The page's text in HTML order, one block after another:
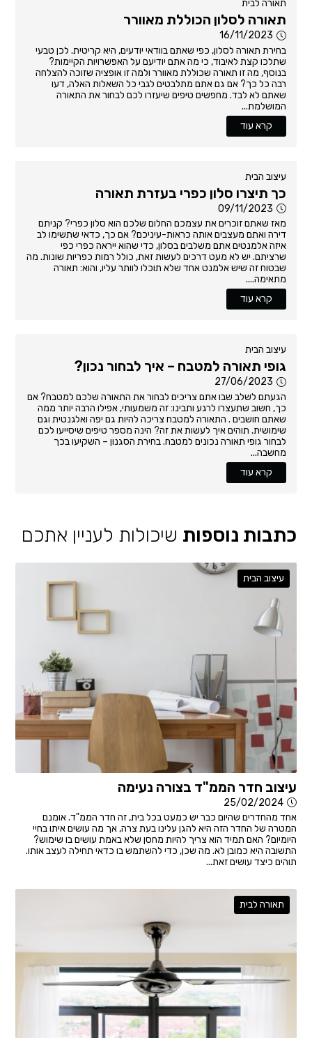
תאורה לבית
תאורה לסלון הכוללת מאוורר
16/11/2023
בחירת תאורה לסלון, כפי שאתם בוודאי יודעים, היא קריטית. לכן טבעי
שתלכו קצת לאיבוד, כי מה אתם יודיעם על האפשרויות הקיימות?
בנוסף, מה זו תאורה שכוללת מאוורר ולמה זו אופציה שזוכה להצלחה
רבה כל כך? אם גם אתם מתלבטים לגבי כל השאלות האלה, דעו
שאתם לא לבד. מחפשים טיפים שיעזרו לכם לבחור את התאורה
המושלמת...
קרא עוד
עיצוב הבית
כך תיצרו סלון כפרי בעזרת תאורה
09/11/2023
מאז שאתם זוכרים את עצמכם החלום שלכם הוא סלון כפרי? קניתם
דירה ואתם מעצבים אותה כראות-עיניכם? אם כך, כדאי שתשימו לב
איזה אלמנטים אתם משלבים בסלון, כדי שהוא ייראה כפרי כפי
שרציתם. יש לא מעט דרכים לעשות זאת, כולל רמות כפריות שונות. מה
שבטוח זה שיש אלמנט אחד שלא תוכלו לוותר עליו, והוא: תאורה
מתאימה....
קרא עוד
עיצוב הבית
גופי תאורה למטבח – איך לבחור נכון?
27/06/2023
הגעתם לשלב שבו אתם צריכים לבחור את התאורה שלכם למטבח? אם
כך, חשוב שתעצרו לרגע ותבינו: זה משמעותי, אפילו הרבה יותר ממה
שאתם חושבים . התאורה למטבח צריכה להיות גם יפה ואלגנטית וגם
שימושית. תוהים איך לעשות את זה? הינה מספר טיפים שיסייעו לכם
לבחור גופי תאורה נכונים למטבח. בחירת הסגנון – השקיעו בכך
מחשבה...
קרא עוד
כתבות נוספות שיכולות לעניין אתכם
עיצוב הבית
עיצוב חדר הממ"ד בצורה נעימה
25/02/2024
אחד מהחדרים שהיום כבר יש כמעט בכל בית, זה חדר הממ"ד. אומנם
המטרה של החדר הזה היא להגן עלינו בעת צרה, אך מה עושים איתו בחיי
היומיום? האם תמיד הוא צריך להיות מחסן שלא באמת עושים בו שימוש?
התשובה היא כמובן לא. מה שכן, כדי להשתמש בו כדאי תחילה לעצב אותו.
תוהים כיצד עושים זאת...
תאורה לבית